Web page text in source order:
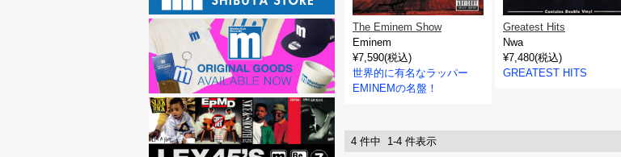
The Eminem Show
Eminem
¥7,590(税込)
世界的に有名なラッパー
EMINEMの名盤！
Greatest Hits
Nwa
¥7,480(税込)
GREATEST HITS
4 件中 1-4 件表示